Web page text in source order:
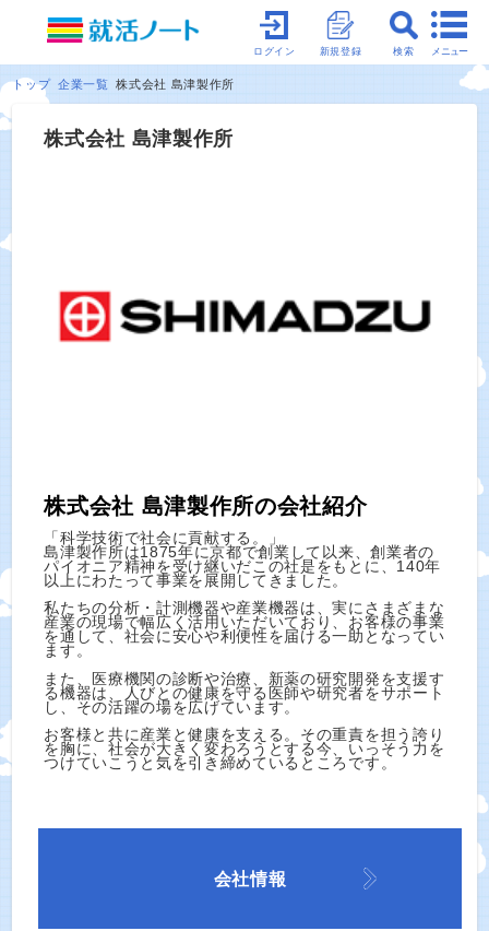
メニュー
検索
新規登録
ログイン
トップ 企業一覧 株式会社 島津製作所
株式会社 島津製作所
株式会社 島津製作所の会社紹介
「科学技術で社会に貢献する。」
島津製作所は1875年に京都で創業して以来、創業者の
パイオニア精神を受け継いだこの社是をもとに、140年
以上にわたって事業を展開してきました。
私たちの分析・計測機器や産業機器は、実にさまざまな
産業の現場で幅広く活用いただいており、お客様の事業
を通して、社会に安心や利便性を届ける一助となってい
ます。
また、医療機関の診断や治療、新薬の研究開発を支援す
る機器は、人びとの健康を守る医師や研究者をサポート
し、その活躍の場を広げています。
お客様と共に産業と健康を支える。その重責を担う誇り
を胸に、社会が大きく変わろうとする今、いっそう力を
つけていこうと気を引き締めているところです。
会社情報